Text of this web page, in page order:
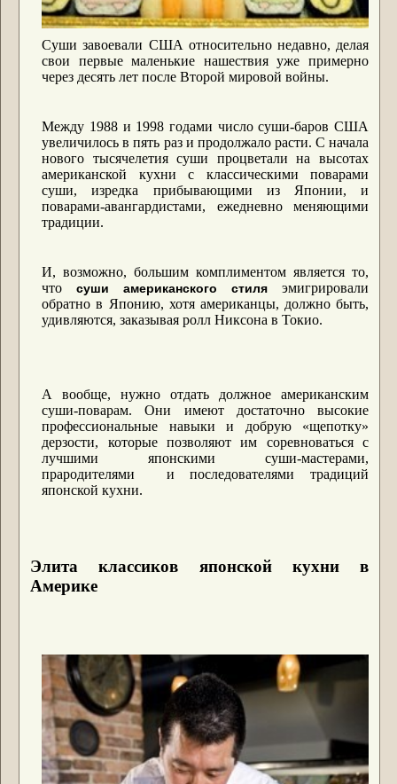
Суши завоевали США относительно недавно, делая
свои первые маленькие нашествия уже примерно
через десять лет после Второй мировой войны.
Между 1988 и 1998 годами число суши-баров США
увеличилось в пять раз и продолжало расти. С начала
нового тысячелетия суши процветали на высотах
американской кухни с классическими поварами
суши, изредка прибывающими из Японии, и
поварами-авангардистами, ежедневно меняющими
традиции.
И, возможно, большим комплиментом является то,
чтосуши американского стиля эмигрировали
обратно в Японию, хотя американцы, должно быть,
удивляются, заказывая ролл Никсона в Токио.
А вообще, нужно отдать должное американским
суши-поварам. Они имеют достаточно высокие
профессиональные навыки и добрую «щепотку»
дерзости, которые позволяют им соревноваться с
лучшими японскими суши-мастерами,
прародителями и последователями традиций
японской кухни.
Элита классиков японской кухни в
Америке